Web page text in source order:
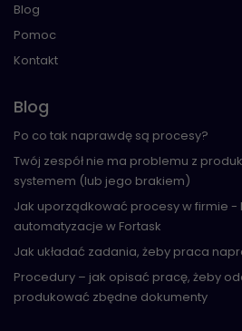
Blog
Pomoc
Kontakt
Blog
Po co tak naprawdę są procesy?
Twój zespół nie ma problemu z
systemem (lub jego brakiem)
Jak uporządkować procesy w firmie -
automatyzacje w Fortask
Jak układać zadania, żeby praca
Procedury – jak opisać pracę, żeby
produkować zbędne dokumenty